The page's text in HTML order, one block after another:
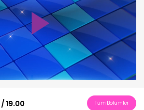
Play
Video
19.00 Tüm Bölümler